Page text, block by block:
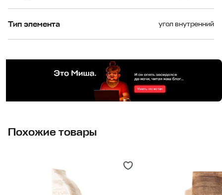
Тип элемента угол внутренний
Похожие товары